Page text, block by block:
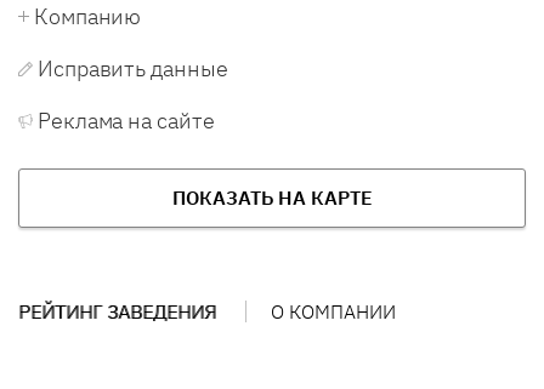
Компанию
Исправить данные
Реклама на сайте
ПОКАЗАТЬ НА КАРТЕ
РЕЙТИНГ ЗАВЕДЕНИЯ О КОМПАНИИ